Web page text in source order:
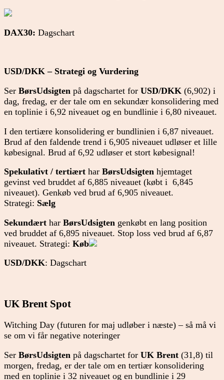
DAX30: Dagschart
USD/DKK – Strategi og Vurdering
Ser BørsUdsigten på dagschartet for USD/DKK (6,902) i
dag, fredag, er der tale om en sekundær konsolidering med
en toplinie i 6,92 niveauet og en bundlinie i 6,80 niveauet.
I den tertiære konsolidering er bundlinien i 6,87 niveauet.
Brud af den faldende trend i 6,905 niveauet udløser et lille
købesignal. Brud af 6,92 udløser et stort købesignal!
Spekulativt / tertiært har BørsUdsigten hjemtaget
gevinst ved bruddet af 6,885 niveauet (købt i 6,845
niveauet). Genkøb ved brud af 6,905 niveauet.
Strategi: Sælg
Sekundært har BørsUdsigten genkøbt en lang position
ved bruddet af 6,895 niveauet. Stop loss ved brud af 6,87
niveauet. Strategi: Køb
USD/DKK: Dagschart
UK Brent Spot
Witching Day (futuren for maj udløber i næste) – så må vi
se om vi får negative noteringer
Ser BørsUdsigten på dagschartet for UK Brent (31,8) til
morgen, fredag, er der tale om en tertiær konsolidering
med en toplinie i 32 niveauet og en bundlinie i 29